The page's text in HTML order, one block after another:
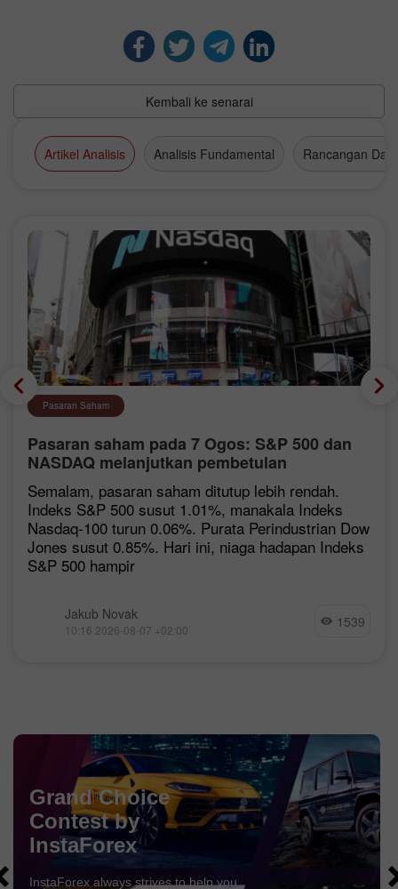
Kembali ke senarai
Artikel Analisis Analisis Fundamental Rancangan
Pasaran Saham
Pasaran saham pada 7 Ogos: S&P 500 dan
NASDAQ melanjutkan pembetulan
Semalam, pasaran saham ditutup lebih rendah.
Indeks S&P 500 susut 1.01%, manakala Indeks
Nasdaq-100 turun 0.06%. Purata Perindustrian Dow
Jones susut 0.85%. Hari ini, niaga hadapan Indeks
S&P 500 hampir
Jakub Novak
10:16 2026-08-07 +02:00 1539
Chancy Deposit
Deposit akaun anda sebanyak $3,000 dan dapatkan$1000
lebih lagi!
Dalam Ogos kami membuat cabutan bertuah
$1000
Kempen Chancy Deposit!
Dapatkan peluang untuk menang dengan membuat deposit